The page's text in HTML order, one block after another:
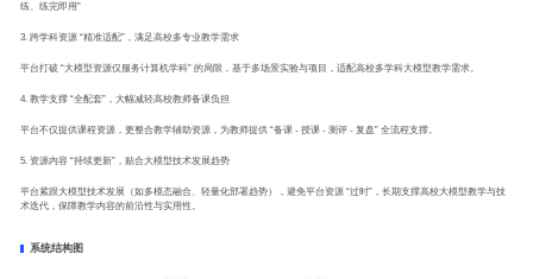
练、练完即用”
3. 跨学科资源 “精准适配”，满足高校多专业教学需求
平台打破 “大模型资源仅服务计算机学科” 的局限，基于多场景实验与项目，适配高校多学科大模型教学需求。
4. 教学支撑 “全配套”，大幅减轻高校教师备课负担
平台不仅提供课程资源，更整合教学辅助资源，为教师提供 “备课 - 授课 - 测评 - 复盘” 全流程支撑。
5. 资源内容 “持续更新”，贴合大模型技术发展趋势
平台紧跟大模型技术发展（如多模态融合、轻量化部署趋势），避免平台资源 “过时”，长期支撑高校大模型教学与技
术迭代，保障教学内容的前沿性与实用性。
系统结构图